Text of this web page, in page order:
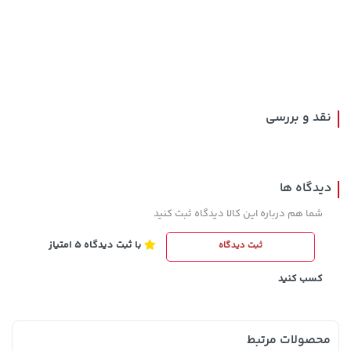
659,900
خرید
1,849,000 تومان
نقد و بررسی
دیدگاه ها
شما هم درباره این کالا دیدگاه ثبت کنید
ثبت دیدگاه با ثبت دیدگاه 5 امتیاز
کسب کنید
محصولات مرتبط